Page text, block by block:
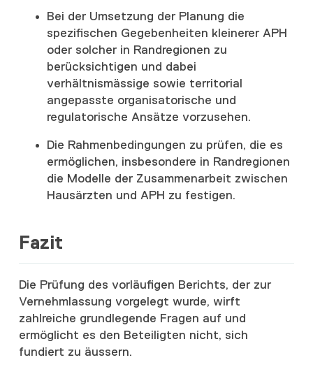
Bei der Umsetzung der Planung die
spezifischen Gegebenheiten kleinerer APH
oder solcher in Randregionen zu
berücksichtigen und dabei
verhältnismässige sowie territorial
angepasste organisatorische und
regulatorische Ansätze vorzusehen.
Die Rahmenbedingungen zu prüfen, die es
ermöglichen, insbesondere in Randregionen
die Modelle der Zusammenarbeit zwischen
Hausärzten und APH zu festigen.
Fazit
Die Prüfung des vorläufigen Berichts, der zur
Vernehmlassung vorgelegt wurde, wirft
zahlreiche grundlegende Fragen auf und
ermöglicht es den Beteiligten nicht, sich
fundiert zu äussern.